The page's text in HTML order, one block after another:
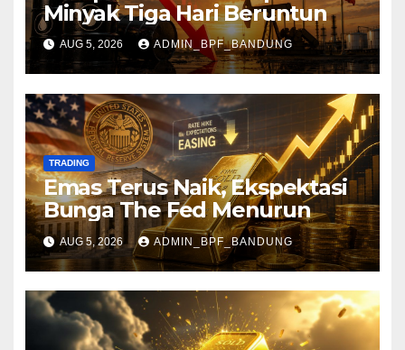
Minyak Tiga Hari Beruntun
AUG 5, 2026 ADMIN_BPF_BANDUNG
TRADING
Emas Terus Naik, Ekspektasi
Bunga The Fed Menurun
AUG 5, 2026 ADMIN_BPF_BANDUNG